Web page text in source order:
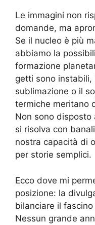
Le immagini non
domande, ma
Se il nucleo è più
abbiamo la
formazione
getti sono instabili,
sublimazione o il
termiche meritano
Non sono
si risolva con
nostra capacità di
per storie semplici.
Ecco dove mi
posizione: la
bilanciare il fascino
Nessun grande